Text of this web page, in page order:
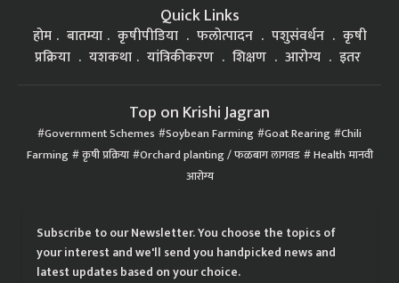
Quick Links
होम बातम्या कृषीपीडिया फलोत्पादन पशुसंवर्धन
कृषी
प्रक्रिया
यशकथा यांत्रिकीकरण शिक्षण आरोग्य इतर
Top on Krishi Jagran
Government Schemes Soybean Farming Goat Rearing Chili
Farming कृषी प्रक्रिया Orchard planting / फळबाग लागवड Health मानवी
आरोग्य
Subscribe to our Newsletter. You choose the topics of
your interest and we'll send you handpicked news and
latest updates based on your choice.